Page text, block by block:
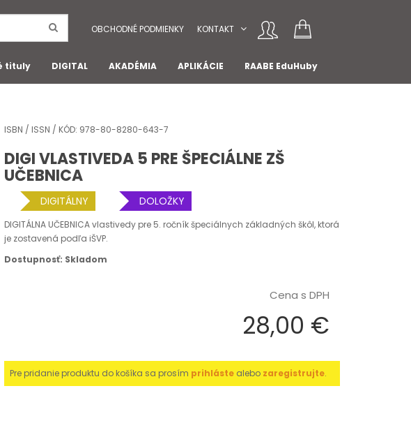
OBCHODNÉ PODMIENKY KONTAKT
tituly DIGITAL AKADÉMIA APLIKÁCIE RAABE EduHuby
ISBN / ISSN / KÓD: 978-80-8280-643-7
DIGI VLASTIVEDA 5 PRE ŠPECIÁLNE ZŠ
UČEBNICA
DIGITÁLNY DOLOŽKY
DIGITÁLNA UČEBNICA vlastivedy pre 5. ročník špeciálnych základných škôl, ktorá
je zostavená podľa iŠVP.
Dostupnosť: Skladom
Cena s DPH
28,00 €
Pre pridanie produktu do košíka sa prosím prihláste alebo zaregistrujte.